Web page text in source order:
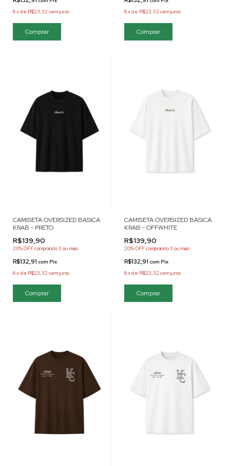
6xde R$23,32 sem juros
Comprar
6xde R$23,32 sem juros
Comprar
CAMISETA OVERSIZED BASICA
KRAB - PRETO
R$139,90
20% OFFcomprando 3 ou mais
R$132,91 com Pix
6xde R$23,32 sem juros
Comprar
CAMISETA OVERSIZED BASICA
KRAB - OFFWHITE
R$139,90
20% OFFcomprando 3 ou mais
R$132,91 com Pix
6xde R$23,32 sem juros
Comprar